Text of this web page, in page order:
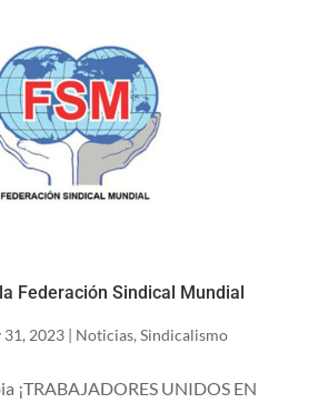
Federación Sindical Mundial
31, 2023| Noticias, Sindicalismo
¡TRABAJADORES UNIDOS EN